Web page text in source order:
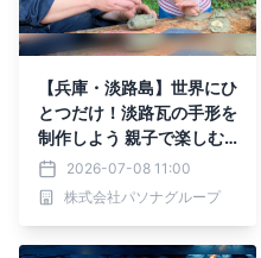
【兵庫・淡路島】世界にひ
とつだけ！淡路瓦の手形を
制作しよう 親子で楽しむ
『AKG Natureverse Awaj
i Clay Day』開催
2026-07-08 11:00
株式会社パソナグループ